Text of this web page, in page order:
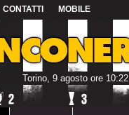
CONTATTI MOBILE
Torino, 9 agosto ore 10:22